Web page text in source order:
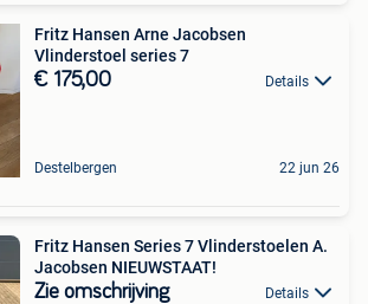
Fritz Hansen Arne Jacobsen
Vlinderstoel series 7
€ 175,00 Details
Destelbergen 22 jun 26
Fritz Hansen Series 7 Vlinderstoelen A.
Jacobsen NIEUWSTAAT!
Zie omschrijving Details